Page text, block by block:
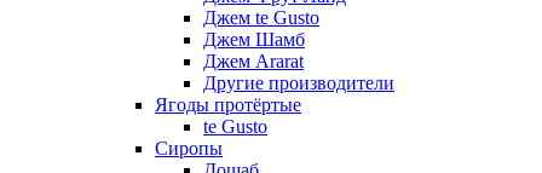
Джем te Gusto
Джем Шамб
Джем Ararat
Другие производители
Ягоды протёртые
te Gusto
Сиропы